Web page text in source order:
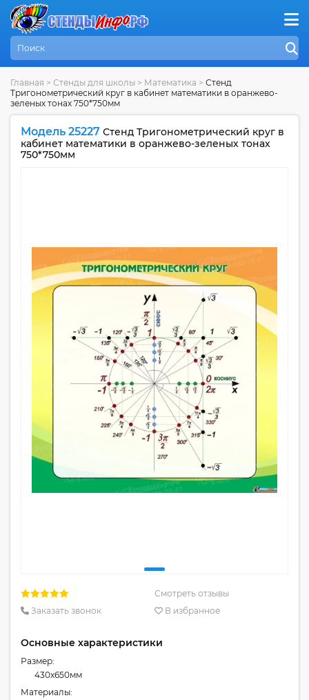
Главная > Стенды для школы > Математика > Стенд
Тригонометрический круг в кабинет математики в оранжево-
зеленых тонах 750*750мм
Модель 25227 Стенд Тригонометрический круг в
кабинет математики в оранжево-зеленых тонах
750*750мм
Смотреть отзывы
Заказать звонок
В избранное
Основные характеристики
Размер:
430x650мм
Материалы: